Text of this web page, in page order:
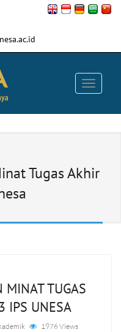
Tugas Akhir
MINAT TUGAS
IPS UNESA
1976 Views